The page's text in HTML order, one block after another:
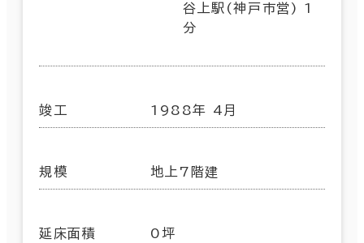
谷上駅(神戸市営) 1
分
竣工 1988年 4月
規模 地上7階建
延床面積 0坪